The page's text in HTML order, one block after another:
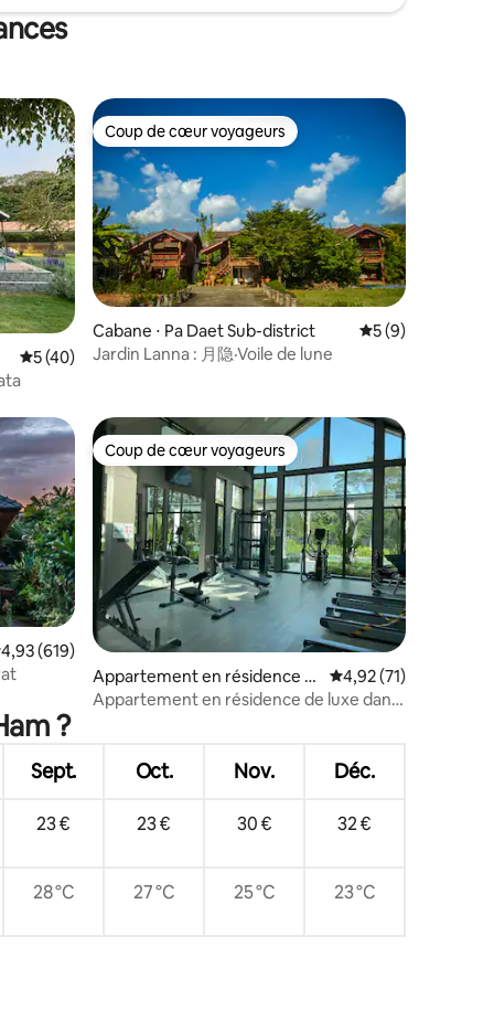
: 4,88 sur 5
Évaluation moyenne sur la base de 40 commentaires : 5 sur 5
5 (40)
Coup de cœur voyageurs
Coup de cœur voyageurs
Cabane ⋅ Pa Daet Sub-district Évaluation
5 (9)
Jardin Lanna : 月隐·Voile de lune
: 5 sur 5
moyenne sur la base de 619 commentaires : 4,93 sur 5
4,93 (619)
Coup de cœur voyageurs
Coup de cœur voyageurs
Appartement en résidence ⋅
Fa Ham
Évaluation moyenne
4,92 (71)
Appartement en résidence de luxe dans
?
Sept. Oct. Nov. Déc.
23 € 23 € 30 € 32 €
28 °C 27 °C 25 °C 23 °C